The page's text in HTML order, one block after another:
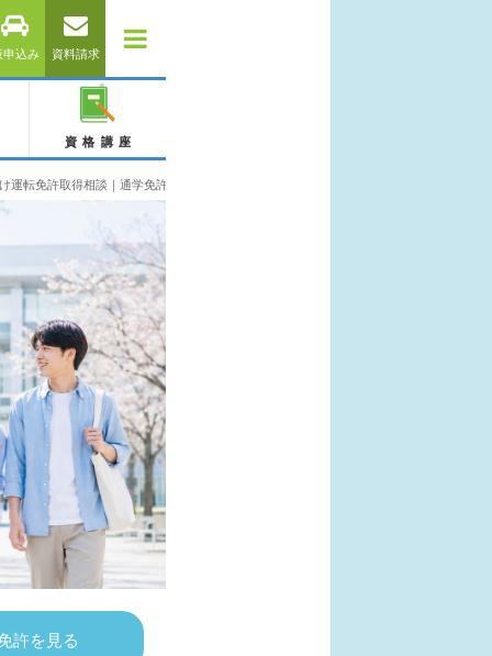
申込み 資料請求
資格講座
運転免許取得相談｜通学免許・合宿免許
許を見る